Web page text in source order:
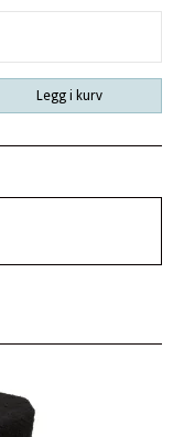
Legg i kurv